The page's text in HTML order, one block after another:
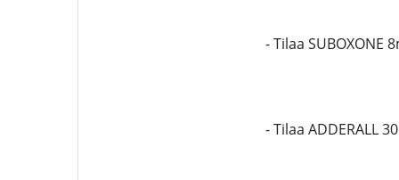
- Tilaa SUBOXONE
- Tilaa ADDERALL